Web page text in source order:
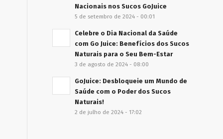
Nacionais nos Sucos GoJuice
5 de setembro de 2024 - 00:01
Celebre o Dia Nacional da Saúde
com Go Juice: Benefícios dos Sucos
Naturais para o Seu Bem-Estar
3 de agosto de 2024 - 08:00
GoJuice: Desbloqueie um Mundo de
Saúde com o Poder dos Sucos
Naturais!
2 de julho de 2024 - 17:02